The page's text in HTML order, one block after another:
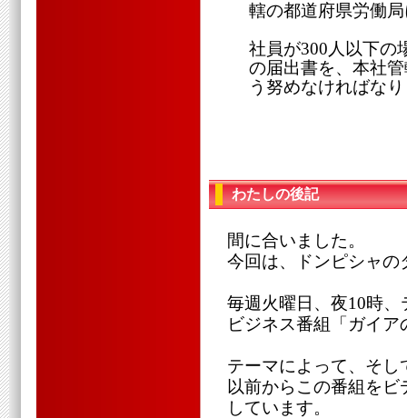
轄の都道府県労働
社員が300人以下の
の届出書を、本社
う努めなければな
わたしの後記
間に合いました。
今回は、ドンピシャの
毎週火曜日、夜10時、
ビジネス番組「ガイ
テーマによって、そ
以前からこの番組を
しています。